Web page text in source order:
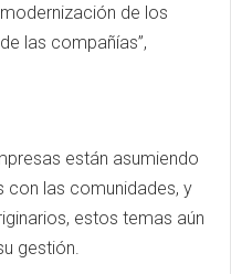
de los
las compañías”,
están asumiendo
con las comunidades, y
estos temas aún
gestión.